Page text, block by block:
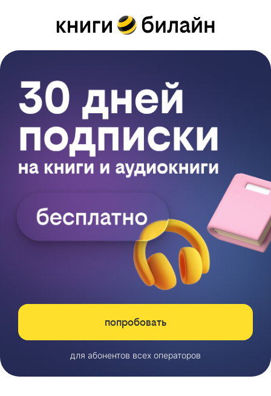
попробовать
для абонентов всех операторов